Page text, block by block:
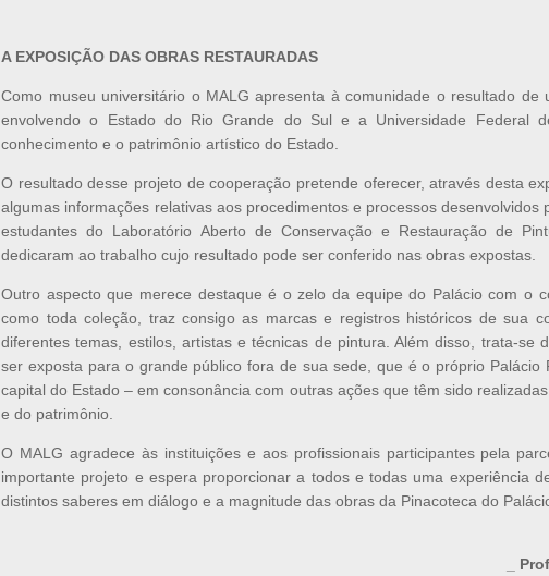
A EXPOSIÇÃO DAS OBRAS RESTAURADAS
Como museu universitário o MALG apresenta à comunidade o resultado de
envolvendo o Estado do Rio Grande do Sul e a Universidade Federal
conhecimento e o patrimônio artístico do Estado.
O resultado desse projeto de cooperação pretende oferecer, através desta
algumas informações relativas aos procedimentos e processos desenvolvidos
estudantes do Laboratório Aberto de Conservação e Restauração de
dedicaram ao trabalho cujo resultado pode ser conferido nas obras expostas.
Outro aspecto que merece destaque é o zelo da equipe do Palácio com o
como toda coleção, traz consigo as marcas e registros históricos de sua
diferentes temas, estilos, artistas e técnicas de pintura. Além disso, trata-se
ser exposta para o grande público fora de sua sede, que é o próprio
capital do Estado – em consonância com outras ações que têm sido
e do patrimônio.
O MALG agradece às instituições e aos profissionais participantes pela
importante projeto e espera proporcionar a todos e todas uma experiência
distintos saberes em diálogo e a magnitude das obras da Pinacoteca do
_